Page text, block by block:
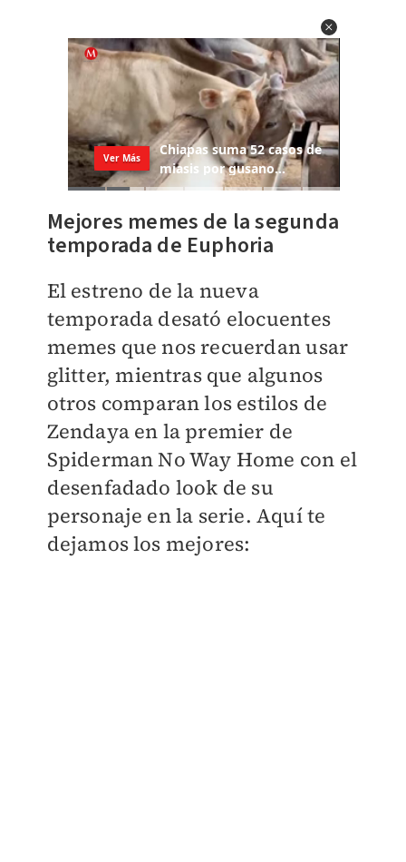
Mejores memes de la segunda
temporada de Euphoria
El estreno de la nueva
temporada desató elocuentes
memes que nos recuerdan usar
glitter, mientras que algunos
otros comparan los estilos de
Zendaya en la premier de
Spiderman No Way Home con el
desenfadado look de su
personaje en la serie. Aquí te
dejamos los mejores: